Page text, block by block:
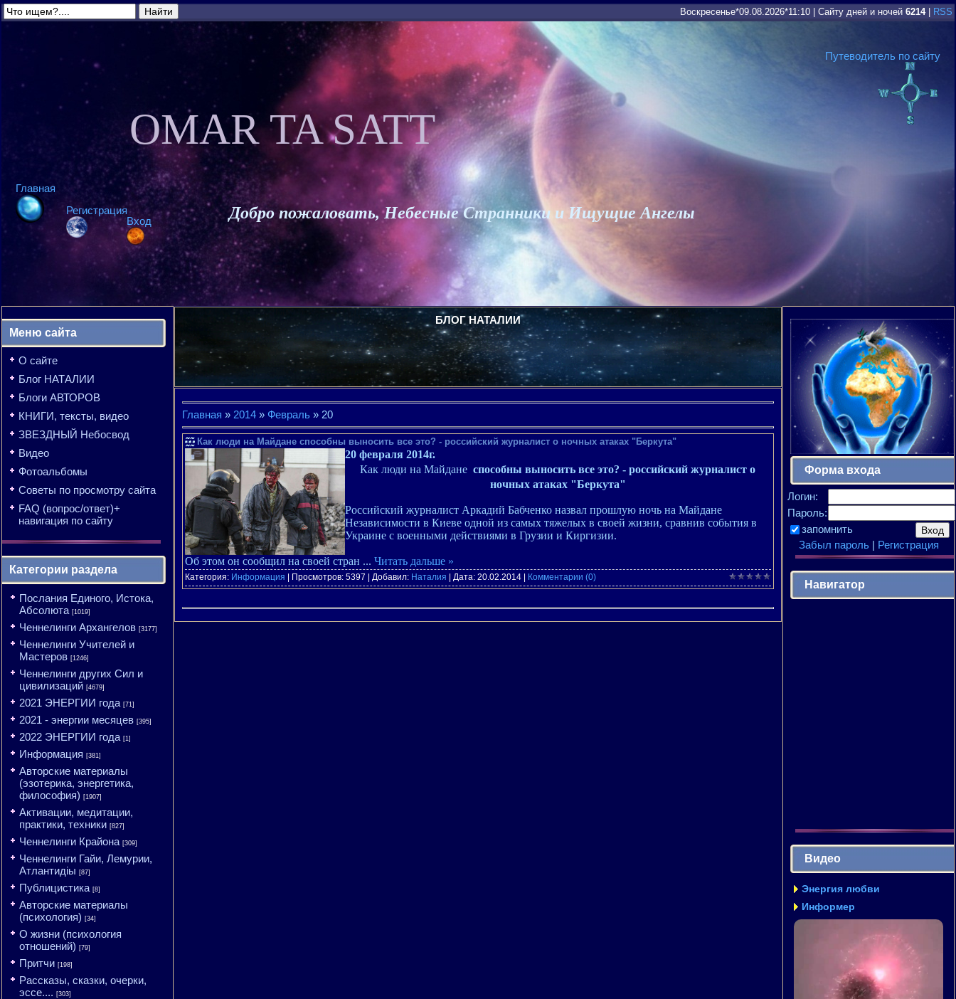
Воскресенье*09.08.2026*11:10 Сайту дней и ночей 6214| RSS
Путеводитель по сайту
Главная
Регистрация
Вход
OMAR TA SATT
Добро пожаловать, Небесные Странники и Ищущие Ангелы
Меню сайта
О сайте
Блог НАТАЛИИ
Блоги АВТОРОВ
КНИГИ, тексты, видео
ЗВЕЗДНЫЙ Небосвод
Видео
Фотоальбомы
Советы по просмотру сайта
FAQ (вопрос/ответ)+
навигация по сайту
Категории раздела
Послания Единого, Истока,
Абсолюта [1019]
Ченнелинги Архангелов [3177]
Ченнелинги Учителей и
Мастеров [1246]
Ченнелинги других Сил и
цивилизаций [4679]
2021 ЭНЕРГИИ года [71]
2021 - энергии месяцев [395]
2022 ЭНЕРГИИ года [1]
Информация [381]
Авторские материалы
(эзотерика, энергетика,
философия) [1907]
Активации, медитации,
практики, техники [827]
Ченнелинги Крайона [309]
Ченнелинги Гайи, Лемурии,
Атлантидіы [87]
Публицистика [8]
Авторские материалы
(психология) [34]
О жизни (психология
отношений) [79]
Притчи [198]
Рассказы, сказки, очерки,
эссе.... [303]
БЛОГ НАТАЛИИ
Главная » 2014 » Февраль » 20
Как люди на Майдане способны выносить все это? - российский журналист о ночных атаках "Беркута"
20 февраля 2014г.
Как люди на Майдане способны выносить все это? - российский журналист о
ночных атаках "Беркута"
Российский журналист Аркадий Бабченко назвал прошлую ночь на Майдане
Независимости в Киеве одной из самых тяжелых в своей жизни, сравнив события в
Украине с военными действиями в Грузии и Киргизии.
Об этом он сообщил на своей стран ... Читать дальше »
Категория: Информация | Просмотров: 5397 | Добавил: Наталия | Дата: 20.02.2014 Комментарии (0)
Форма входа
Логин:
Пароль:
запомнить
Забыл пароль| Регистрация
Навигатор
Видео
Энергия любви
Информер